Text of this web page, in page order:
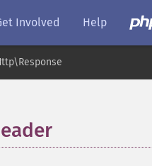
Involved Help